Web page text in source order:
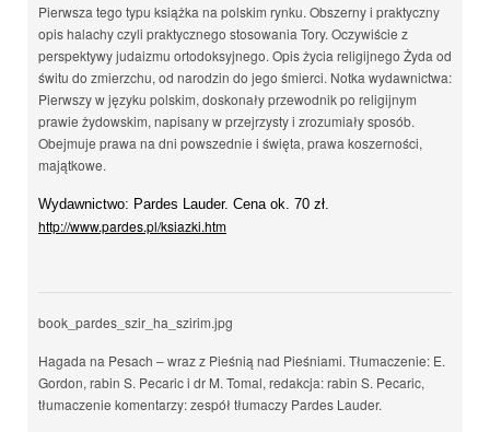
Pierwsza tego typu książka na polskim rynku. Obszerny i praktyczny
opis halachy czyli praktycznego stosowania Tory. Oczywiście z
perspektywy judaizmu ortodoksyjnego. Opis życia religijnego Żyda od
świtu do zmierzchu, od narodzin do jego śmierci. Notka wydawnictwa:
Pierwszy w języku polskim, doskonały przewodnik po religijnym
prawie żydowskim, napisany w przejrzysty i zrozumiały sposób.
Obejmuje prawa na dni powszednie i święta, prawa koszerności,
majątkowe.
Wydawnictwo: Pardes Lauder. Cena ok. 70 zł.
http://www.pardes.pl/ksiazki.htm
book_pardes_szir_ha_szirim.jpg
Hagada na Pesach – wraz z Pieśnią nad Pieśniami. Tłumaczenie: E.
Gordon, rabin S. Pecaric i dr M. Tomal, redakcja: rabin S. Pecaric,
tłumaczenie komentarzy: zespół tłumaczy Pardes Lauder.